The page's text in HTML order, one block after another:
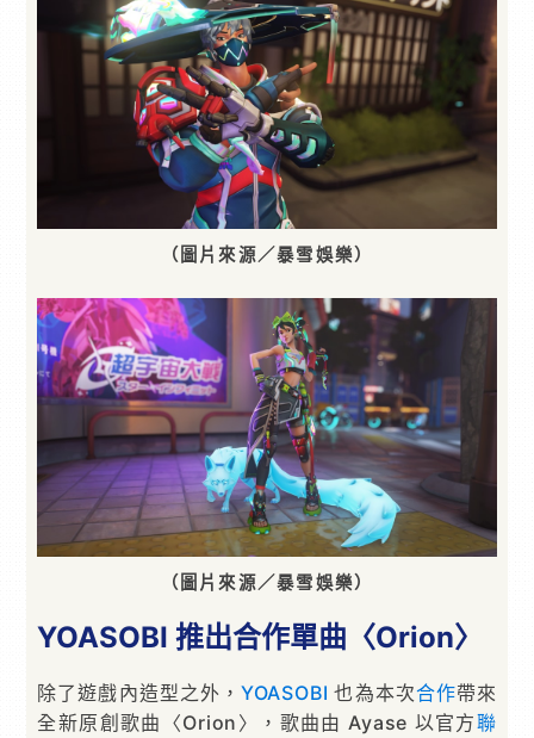
（圖片來源／暴雪娛樂）
（圖片來源／暴雪娛樂）
YOASOBI 推出合作單曲〈Orion〉
除了遊戲內造型之外， YOASOBI 也為本次合作帶來
全新原創歌曲〈Orion〉，歌曲由 Ayase 以官方聯